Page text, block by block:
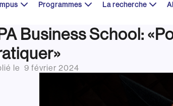
Programmes La recherche
Business School:
le9 février 2024